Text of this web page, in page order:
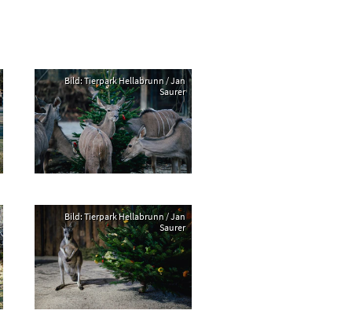
Bild: Tierpark Hellabrunn / Jan
Saurer
Bild: Tierpark Hellabrunn / Jan
Saurer